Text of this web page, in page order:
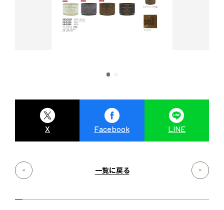
X Facebook LINE
一覧に戻る